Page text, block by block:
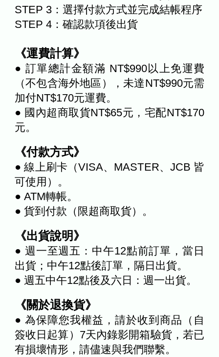
STEP 3：選擇付款方式並完成結帳程序
STEP 4：確認款項後出貨
《運費計算》
● 訂單總計金額滿 NT$990以上免運費
（不包含海外地區），未達NT$990元需
加付NT$170元運費。
● 國內超商取貨NT$65元，宅配NT$170
元。
《付款方式》
● 線上刷卡（VISA、MASTER、JCB 皆
可使用）。
● ATM轉帳。
● 貨到付款（限超商取貨）。
《出貨說明》
● 週一至週五：中午12點前訂單，當日
出貨；中午12點後訂單，隔日出貨。
● 週五中午12點後及六日：週一出貨。
《關於退換貨》
● 為保障您我權益，請於收到商品（自
簽收日起算）7天內錄影開箱驗貨，若已
有損壞情形，請儘速與我們聯繫。